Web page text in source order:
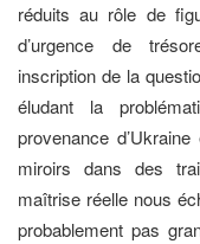
réduits au rôle de
d’urgence de
inscription de la
éludant la
provenance
miroirs dans des
maîtrise réelle nous
probablement pas